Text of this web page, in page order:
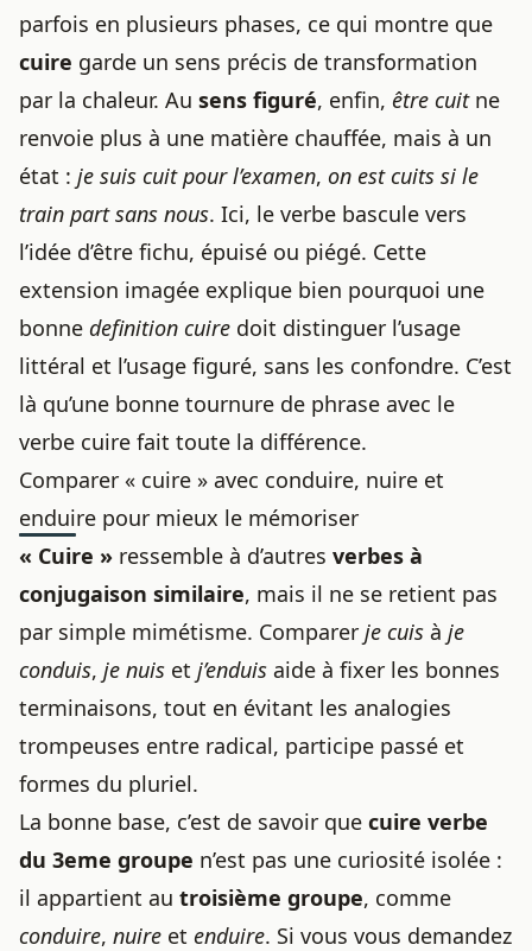
parfois en plusieurs phases, ce qui montre que
cuire garde un sens précis de transformation
par la chaleur. Au sens figuré, enfin, être cuitne
renvoie plus à une matière chauffée, mais à un
état : je suis cuit pour l’examen, on est cuits si le
train part sans nous. Ici, le verbe bascule vers
l’idée d’être fichu, épuisé ou piégé. Cette
extension imagée explique bien pourquoi une
bonne definition cuire doit distinguer l’usage
littéral et l’usage figuré, sans les confondre. C’est
là qu’une bonne tournure de phrase avec le
verbe cuire fait toute la différence.
Comparer « cuire » avec conduire, nuire et
enduire pour mieux le mémoriser
« Cuire » ressemble à d’autres verbes à
conjugaison similaire, mais il ne se retient pas
par simple mimétisme. Comparer je cuis à je
conduis, je nuis et j’enduis aide à fixer les bonnes
terminaisons, tout en évitant les analogies
trompeuses entre radical, participe passé et
formes du pluriel.
La bonne base, c’est de savoir que cuire verbe
du 3eme groupe n’est pas une curiosité isolée :
il appartient au troisième groupe, comme
conduire, nuire et enduire. Si vous vous demandez